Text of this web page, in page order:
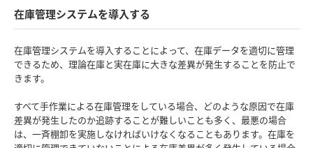
在庫管理システムを導入する
在庫管理システムを導入することによって、在庫データを適切に管理
できるため、理論在庫と実在庫に大きな差異が発生することを防止で
きます。
すべて手作業による在庫管理をしている場合、どのような原因で在庫
差異が発生したのか追跡することが難しいことも多く、最悪の場合
は、一斉棚卸を実施しなければいけなくなることもあります。在庫を